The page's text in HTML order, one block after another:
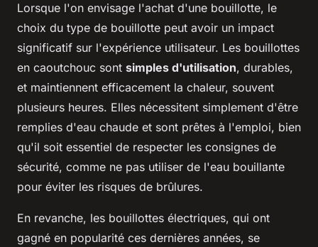
Lorsque l'on envisage l'achat d'une bouillotte, le
choix du type de bouillotte peut avoir un impact
significatif sur l'expérience utilisateur. Les bouillottes
en caoutchouc sont simples d'utilisation, durables,
et maintiennent efficacement la chaleur, souvent
plusieurs heures. Elles nécessitent simplement d'être
remplies d'eau chaude et sont prêtes à l'emploi, bien
qu'il soit essentiel de respecter les consignes de
sécurité, comme ne pas utiliser de l'eau bouillante
pour éviter les risques de brûlures.
En revanche, les bouillottes électriques, qui ont
gagné en popularité ces dernières années, se